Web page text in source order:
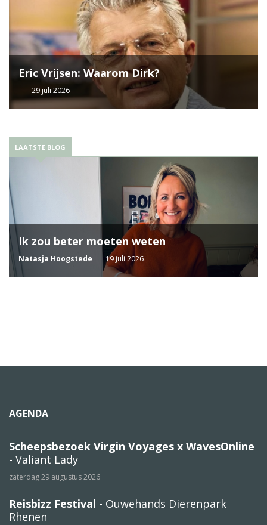
Eric Vrijsen: Waarom Dirk?
29 juli 2026
LAATSTE BLOG
Ik zou beter moeten weten
Natasja Hoogstede 19 juli 2026
AGENDA
Scheepsbezoek Virgin Voyages x WavesOnline
- Valiant Lady
zaterdag 29 augustus 2026
Reisbizz Festival - Ouwehands Dierenpark
Rhenen